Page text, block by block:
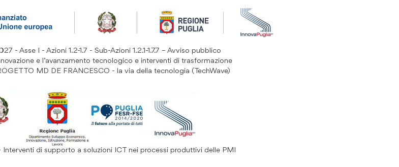
- Asse I - Azioni 1.2-1.7 - Sub-Azioni 1.2.1-1.7.7 – Avviso pubblico
e l’avanzamento tecnologico e interventi di trasformazione
MD DE FRANCESCO - la via della tecnologia (TechWave)
di supporto a soluzioni ICT nei processi produttivi delle PMI